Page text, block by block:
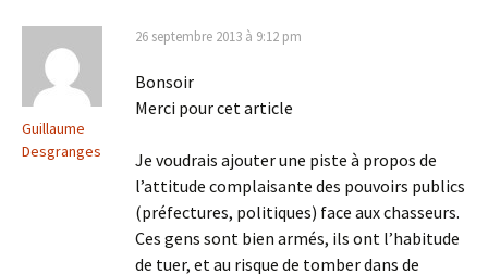
Guillaume
Desgranges
26 septembre 2013 à 9:12 pm
Bonsoir
Merci pour cet article
Je voudrais ajouter une piste à propos de
l’attitude complaisante des pouvoirs publics
(préfectures, politiques) face aux chasseurs.
Ces gens sont bien armés, ils ont l’habitude
de tuer, et au risque de tomber dans de